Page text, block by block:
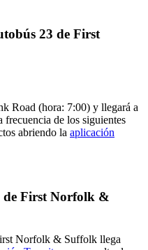
23 de First
Road (hora: 7:00) y llegará a
frecuencia de los siguientes
abriendo la aplicación
de First Norfolk &
Norfolk & Suffolk llega